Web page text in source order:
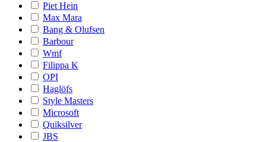
Piet Hein
Max Mara
Bang & Olufsen
Barbour
Wmf
Filippa K
OPI
Haglöfs
Style Masters
Microsoft
Quiksilver
JBS